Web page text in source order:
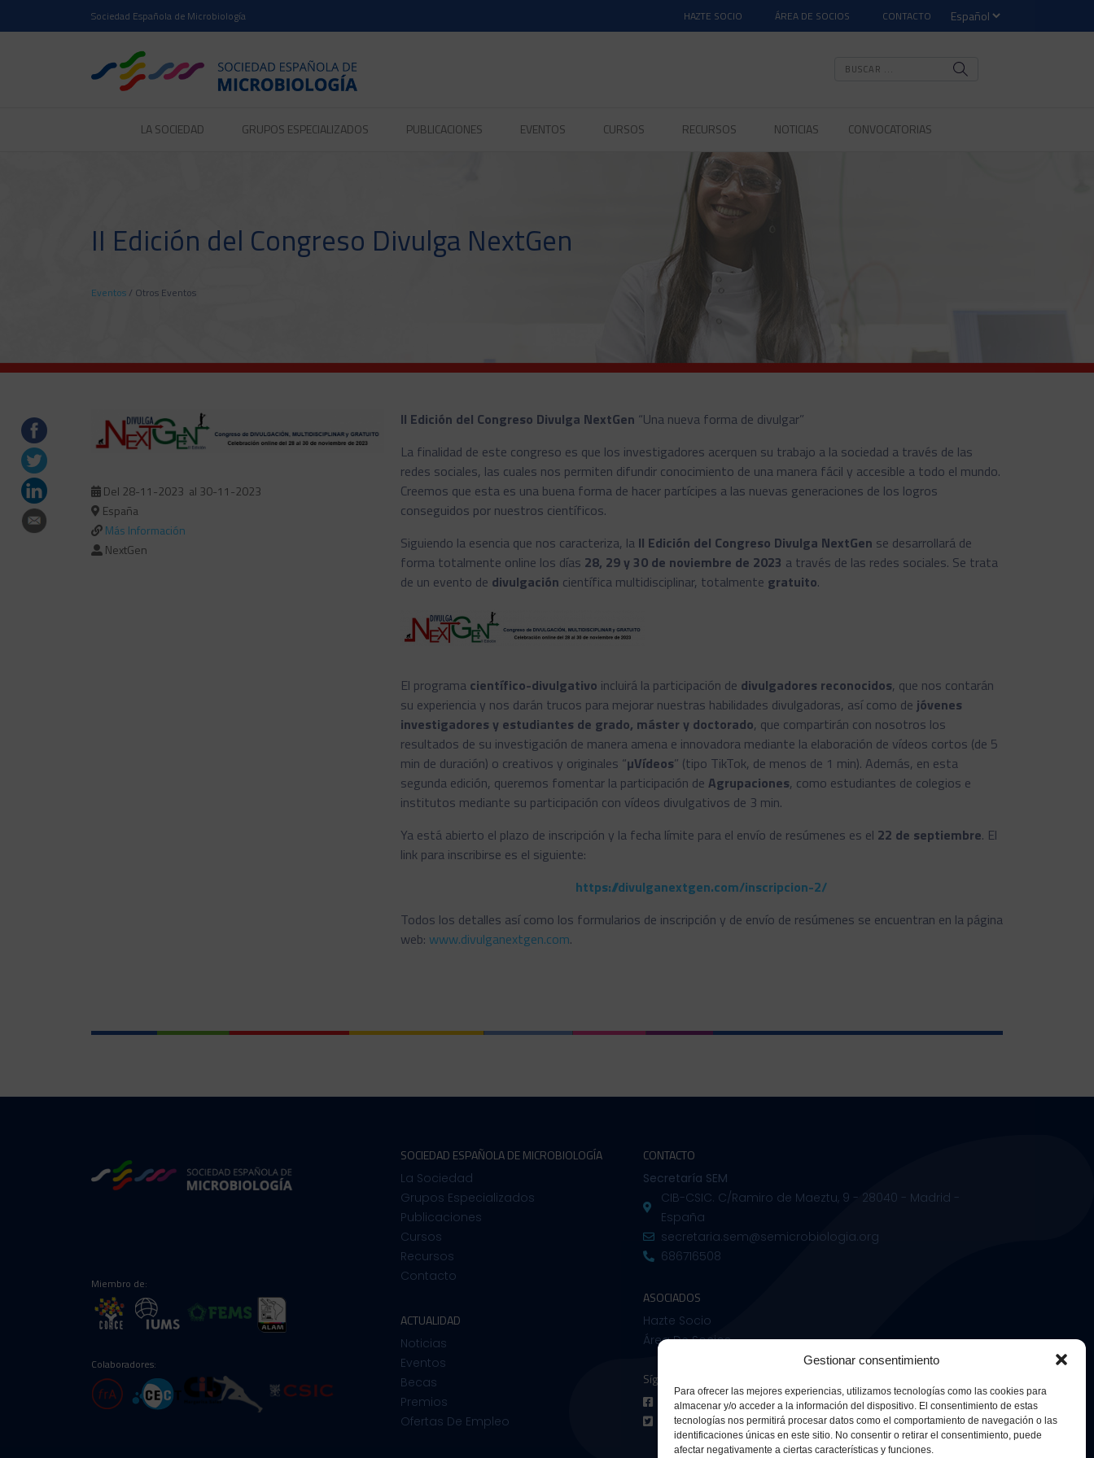
Gestionar consentimiento
Para ofrecer las mejores experiencias, utilizamos tecnologías como las cookies para
almacenar y/o acceder a la información del dispositivo. El consentimiento de estas
tecnologías nos permitirá procesar datos como el comportamiento de navegación o las
identificaciones únicas en este sitio. No consentir o retirar el consentimiento, puede
afectar negativamente a ciertas características y funciones.
Sociedad Española de Microbiología HAZTE SOCIO ÁREA DE SOCIOS CONTACTO
LA SOCIEDAD GRUPOS ESPECIALIZADOS PUBLICACIONES EVENTOS CURSOS RECURSOS NOTICIAS CONVOCATORIAS
II Edición del Congreso Divulga NextGen
Eventos / Otros Eventos
Del 28-11-2023 al 30-11-2023
España
Más Información
NextGen
II Edición del Congreso Divulga NextGen “Una nueva forma de divulgar”
La finalidad de este congreso es que los investigadores acerquen su trabajo a la sociedad a través de las
redes sociales, las cuales nos permiten difundir conocimiento de una manera fácil y accesible a todo el mundo.
Creemos que esta es una buena forma de hacer partícipes a las nuevas generaciones de los logros
conseguidos por nuestros científicos.
Siguiendo la esencia que nos caracteriza, la II Edición del Congreso Divulga NextGen se desarrollará de
forma totalmente online los días 28, 29 y 30 de noviembre de 2023 a través de las redes sociales. Se trata
de un evento de divulgación científica multidisciplinar, totalmente gratuito.
El programa científico-divulgativo incluirá la participación de divulgadores reconocidos, que nos contarán
su experiencia y nos darán trucos para mejorar nuestras habilidades divulgadoras, así como de jóvenes
investigadores y estudiantes de grado, máster y doctorado, que compartirán con nosotros los
resultados de su investigación de manera amena e innovadora mediante la elaboración de vídeos cortos (de 5
min de duración) o creativos y originales “µVídeos” (tipo TikTok, de menos de 1 min). Además, en esta
segunda edición, queremos fomentar la participación de Agrupaciones, como estudiantes de colegios e
institutos mediante su participación con vídeos divulgativos de 3 min.
Ya está abierto el plazo de inscripción y la fecha límite para el envío de resúmenes es el 22 de septiembre. El
link para inscribirse es el siguiente:
https://divulganextgen.com/inscripcion-2/
Todos los detalles así como los formularios de inscripción y de envío de resúmenes se encuentran en la página
web: www.divulganextgen.com.
Miembro de:
Colaboradores:
SOCIEDAD ESPAÑOLA DE MICROBIOLOGÍA
La Sociedad
Grupos Especializados
Publicaciones
Cursos
Recursos
Contacto
ACTUALIDAD
Noticias
Eventos
Becas
Premios
Ofertas De Empleo
CONTACTO
Secretaría SEM
CIB-CSIC. C/Ramiro de Maeztu, 9 - 28040 - Madrid -
España
secretaria.sem@semicrobiologia.org
686716508
ASOCIADOS
Hazte Socio
Área De Socios
Síguenos en:
Facebook
Twitter